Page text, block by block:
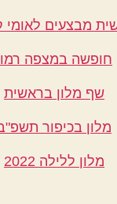
מבצעים לאומי
חופשה במצפה
שף מלון בראשית
מלון בכיפור
מלון ללילה 2022